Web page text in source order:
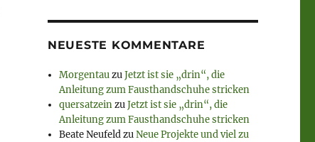
NEUESTE KOMMENTARE
MorgentauzuJetzt ist sie „drin“, die
Anleitung zum Fausthandschuhe stricken
quersatzeinzuJetzt ist sie „drin“, die
Anleitung zum Fausthandschuhe stricken
Beate NeufeldzuNeue Projekte und viel zu